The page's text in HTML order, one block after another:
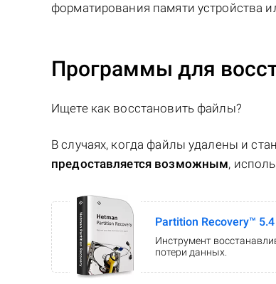
форматирования памяти устройства
Программы для
Ищете как восстановить файлы?
В случаях, когда файлы удалены и
предоставляется возможным,
Partition Recovery™ 5.4
Инструмент
потери данных.